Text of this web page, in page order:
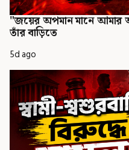
"জয়ের অপমান মানে আমার
তাঁর বাড়িতে
5d ago